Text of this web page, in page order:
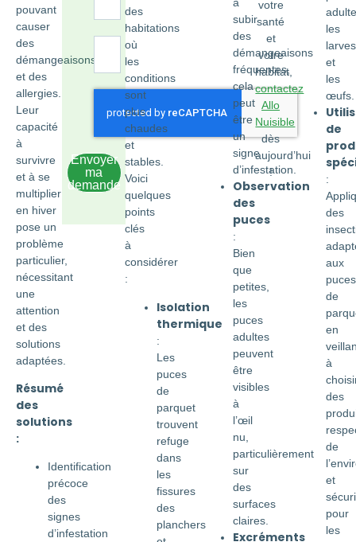
pouvant
causer
des
démangeaisons
et des
allergies.
Leur
capacité
à
survivre
et à se
multiplier
en hiver
pose un
problème
particulier,
nécessitant
une
attention
et des
solutions
adaptées.
Résumé
des
solutions
:
Identification
précoce
des
signes
d’infestation
Envoyer
ma
demande
des
habitations
où
les
conditions
sont
plus
chaudes
et
stables.
Voici
quelques
points
clés
à
considérer
:
Isolation
thermique
:
Les
puces
de
parquet
trouvent
refuge
dans
les
fissures
des
planchers
subir
des
démangeaisons
fréquentes,
cela
peut
être
un
signe
d’infestation.
Observation
des
puces
:
Bien
que
petites,
les
puces
adultes
peuvent
être
visibles
à
l’œil
nu,
particulièrement
sur
des
surfaces
claires.
Excréments
votre
santé
et
votre
habitat,
contactez
Allo
Nuisible
dès
aujourd’hui
!
les
larves
et
les
œufs.
de
:
des
aux
puces
de
en
à
des
de
et
pour
les